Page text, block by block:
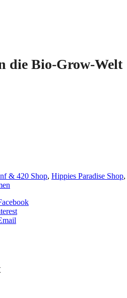
die Bio-Grow-Welt
& 420 Shop, Hippies Paradise Shop,